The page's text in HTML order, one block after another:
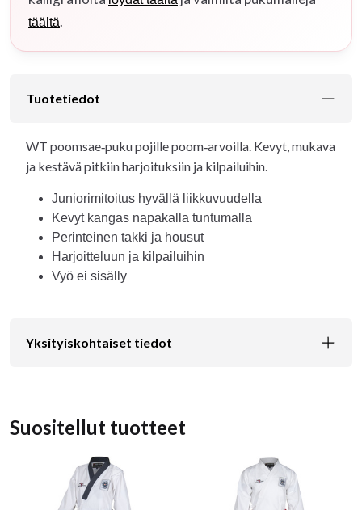
täältä.
Tuotetiedot
WT poomsae‑puku pojille poom‑arvoilla. Kevyt, mukava
ja kestävä pitkiin harjoituksiin ja kilpailuihin.
Juniorimitoitus hyvällä liikkuvuudella
Kevyt kangas napakalla tuntumalla
Perinteinen takki ja housut
Harjoitteluun ja kilpailuihin
Vyö ei sisälly
Yksityiskohtaiset tiedot
Suositellut tuotteet